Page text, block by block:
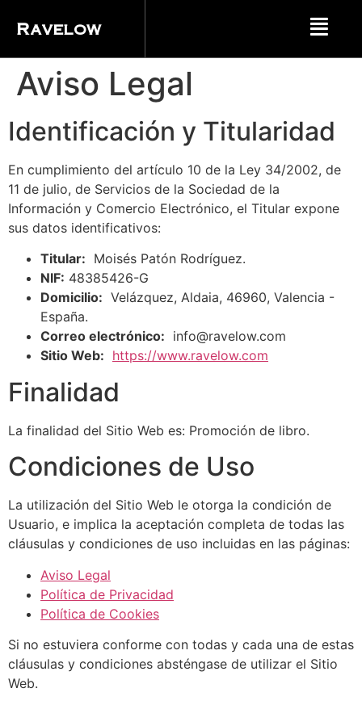
Ravelow
Aviso Legal
Identificación y Titularidad
En cumplimiento del artículo 10 de la Ley 34/2002, de
11 de julio, de Servicios de la Sociedad de la
Información y Comercio Electrónico, el Titular expone
sus datos identificativos:
Titular: Moisés Patón Rodríguez.
NIF: 48385426-G
Domicilio: Velázquez, Aldaia, 46960, Valencia -
España.
Correo electrónico: info@ravelow.com
Sitio Web: https://www.ravelow.com
Finalidad
La finalidad del Sitio Web es: Promoción de libro.
Condiciones de Uso
La utilización del Sitio Web le otorga la condición de
Usuario, e implica la aceptación completa de todas las
cláusulas y condiciones de uso incluidas en las páginas:
Aviso Legal
Política de Privacidad
Política de Cookies
Si no estuviera conforme con todas y cada una de estas
cláusulas y condiciones absténgase de utilizar el Sitio
Web.